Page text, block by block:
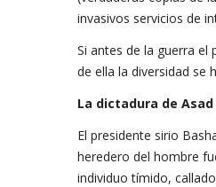
invasivos servicios de
Si antes de la guerra el
de ella la diversidad se
La dictadura de Asad
El presidente sirio
heredero del hombre
individuo tímido,